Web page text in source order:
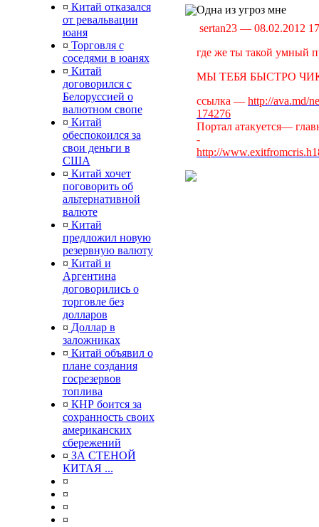
¤ Китай отказался
от ревальвации
юаня
¤ Торговля с
соседями в юанях
¤ Китай
договорился с
Белоруссией о
валютном свопе
¤ Китай
обеспокоился за
свои деньги в
США
¤ Китай хочет
поговорить об
альтернативной
валюте
¤ Китай
предложил новую
резервную валюту
¤ Китай и
Аргентина
договорились о
торговле без
долларов
¤ Доллар в
заложниках
¤ Китай объявил о
плане создания
госрезервов
топлива
¤ КНР боится за
сохранность своих
американских
сбережений
¤ ЗА СТЕНОЙ
КИТАЯ ...
¤
¤
¤
¤
Одна из угроз мне
sertan23 — 08.02.2012
где же ты такой умный
МЫ ТЕБЯ БЫСТРО
ссылка — http://ava.md/
174276
Портал атакуется—
-
http://